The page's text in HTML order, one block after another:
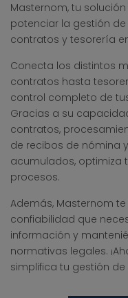
Masternom, tu
potenciar la gestión
contratos y tesorería
Conecta los distintos
contratos hasta
control completo de
Gracias a su
contratos,
de recibos de nómina
acumulados, optimiza
procesos.
Además, Masternom
confiabilidad que
información y
normativas legales.
simplifica tu gestión